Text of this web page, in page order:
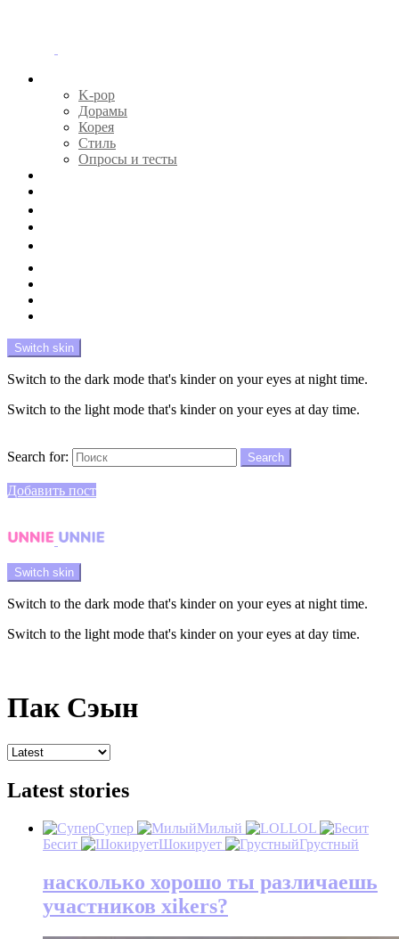
K-pop
Дорамы
Корея
Стиль
Опросы и тесты
Switch skin
Switch to the dark mode that's kinder on your eyes at night time.
Switch to the light mode that's kinder on your eyes at day time.
Search for:
Search
Добавить пост
Switch skin
Switch to the dark mode that's kinder on your eyes at night time.
Switch to the light mode that's kinder on your eyes at day time.
Пак Сэын
Latest stories
Супер Милый
LOL
Бесит
Шокирует Грустный
насколько хорошо ты различаешь
участников xikers?